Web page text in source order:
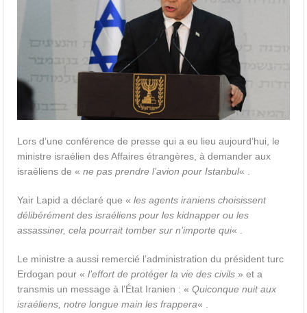
Lors d’une conférence de presse qui a eu lieu aujourd’hui, le
ministre israélien des Affaires étrangères, à demander aux
israéliens de «ne pas prendre l’avion pour Istanbul« .
Yair Lapid a déclaré que «les agents iraniens choisissent
délibérément des israéliens pour les kidnapper ou les
assassiner, cela pourrait tomber sur n’importe qui« .
Le ministre a aussi remercié l’administration du président turc
Erdogan pour «l’effort de protéger la vie des civils » et a
transmis un message à l’État Iranien : «Quiconque nuit aux
israéliens, notre longue main les frappera« .